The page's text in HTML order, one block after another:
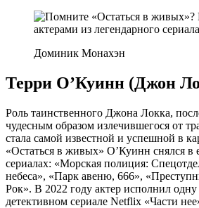
Доминик Монахэн
Терри О’Куинн (Джон
Роль таинственного Джона Локка,
чудесным образом излечившегося от
стала самой известной и успешной в
«Остаться в живых» О’Куинн снялся в
сериалах: «Морская полиция:
небеса», «Парк авеню, 666»,
Рок». В 2022 году актер исполнил одну
детективном сериале Netflix «Части